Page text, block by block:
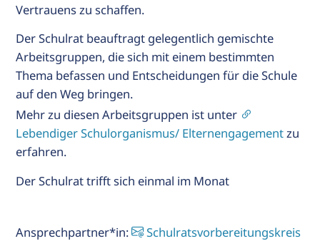
Vertrauens zu schaffen.
Der Schulrat beauftragt gelegentlich gemischte
Arbeitsgruppen, die sich mit einem bestimmten
Thema befassen und Entscheidungen für die Schule
auf den Weg bringen.
Mehr zu diesen Arbeitsgruppen ist unter
Lebendiger Schulorganismus/ Elternengagementzu
erfahren.
Der Schulrat trifft sich einmal im Monat
Ansprechpartner*in: Schulratsvorbereitungskreis